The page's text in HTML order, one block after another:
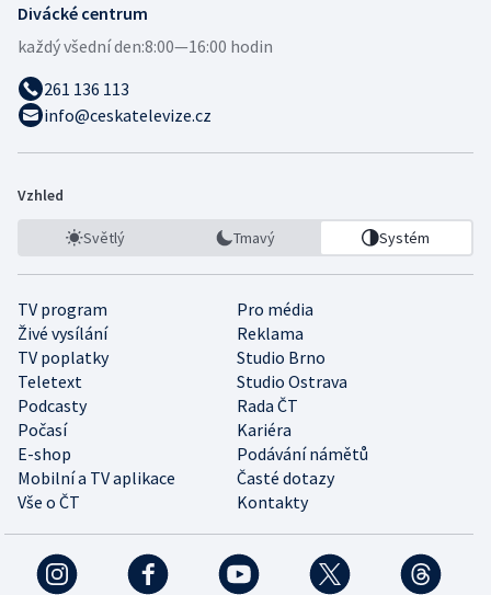
Divácké centrum
každý všední den:8:00—16:00 hodin
261 136 113
info@ceskatelevize.cz
Vzhled
Světlý Tmavý Systém
TV program
Pro média
Živé vysílání
Reklama
TV poplatky
Studio Brno
Teletext
Studio Ostrava
Podcasty
Rada ČT
Počasí
Kariéra
E-shop
Podávání námětů
Mobilní a TV aplikace
Časté dotazy
Vše o ČT
Kontakty